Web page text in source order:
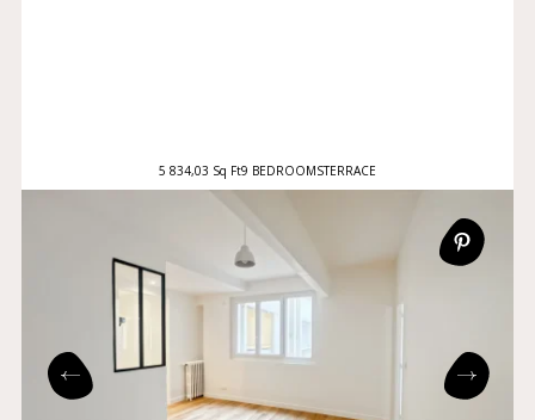
5 834,03 Sq Ft9 BEDROOMSTERRACE